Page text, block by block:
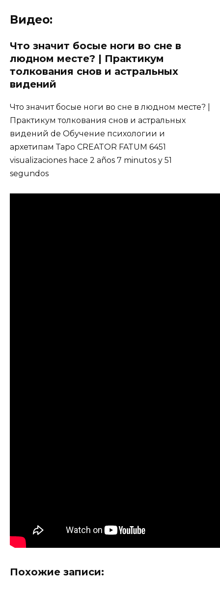
Видео:
Что значит босые ноги во сне в
людном месте? | Практикум
толкования снов и астральных
видений
Что значит босые ноги во сне в людном месте? |
Практикум толкования снов и астральных
видений de Обучение психологии и
архетипам Таро CREATOR FATUM 6451
visualizaciones hace 2 años 7 minutos y 51
segundos
Похожие записи: